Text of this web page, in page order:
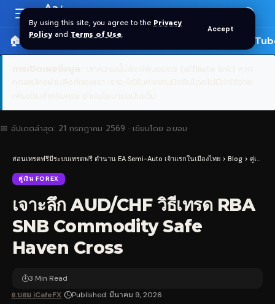
By using this site, you agree to the Privacy
Policy and Terms of Use.
Accept
Resizer
Aa
🏠 หน้าแรก ราคาทอง SPDR 🎬
📅 อัปเดตล่าสุด: 21 กรกฎาคม 2569 · เขียนโดย อ.บอม
สอนเทรดฟรีมีระบบเทรดฟรี ตำนาน EA Semi-Auto เจ้าแรกในเมืองไทย > Blog > คู่เงิน Forex
คู่เงิน FOREX
เจาะลึก AUD/CHF วิธีเทรด RBA
SNB Commodity Safe
Haven Cross
อ.บอม iCafeFX Published: มีนาคม 9, 2026
3 Min Read